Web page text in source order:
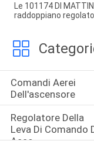
Le 101174 DI
raddoppiano
Comandi Aerei
Dell'ascensore
Regolatore Della
Leva Di Comando